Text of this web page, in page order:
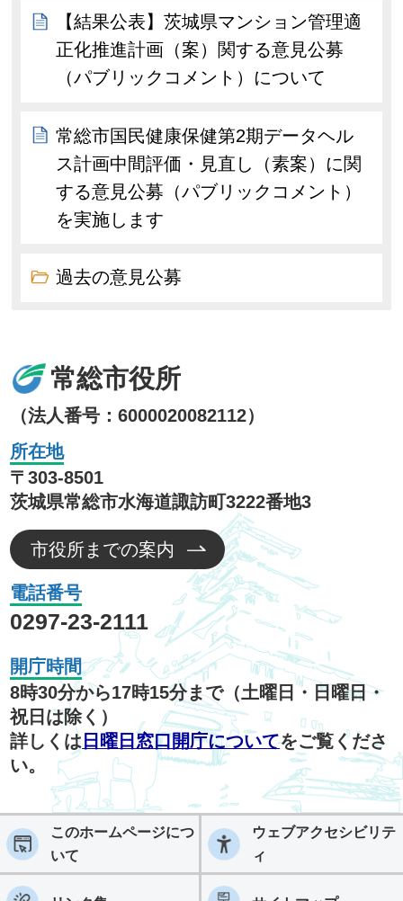
【結果公表】茨城県マンション管理適
正化推進計画（案）関する意見公募
（パブリックコメント）について
常総市国民健康保健第2期データヘル
ス計画中間評価・見直し（素案）に関
する意見公募（パブリックコメント）
を実施します
過去の意見公募
常総市役所
（法人番号：6000020082112）
所在地
〒303-8501
茨城県常総市水海道諏訪町3222番地3
市役所までの案内
電話番号
0297-23-2111
開庁時間
8時30分から17時15分まで（土曜日・日曜日・
祝日は除く）
詳しくは 日曜日窓口開庁についてをご覧くださ
い。
このホームページにつ
いて
ウェブアクセシビリテ
ィ